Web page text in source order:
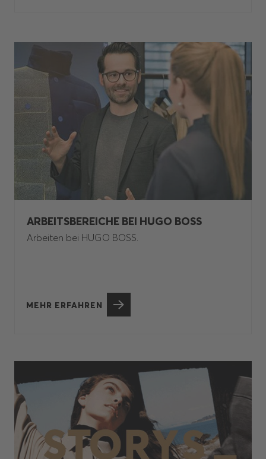
ARBEITSBEREICHE BEI HUGO BOSS
Arbeiten bei HUGO BOSS.
MEHR ERFAHREN